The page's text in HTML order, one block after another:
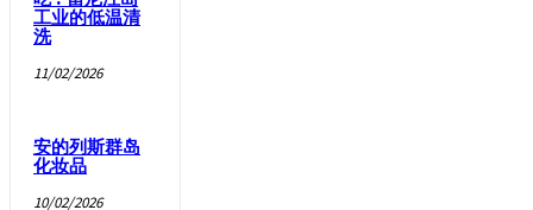
工业的低温清
洗
11/02/2026
安的列斯群岛
化妆品
10/02/2026